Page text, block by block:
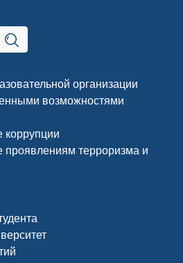
организации
возможностями
коррупции
проявлениям терроризма и